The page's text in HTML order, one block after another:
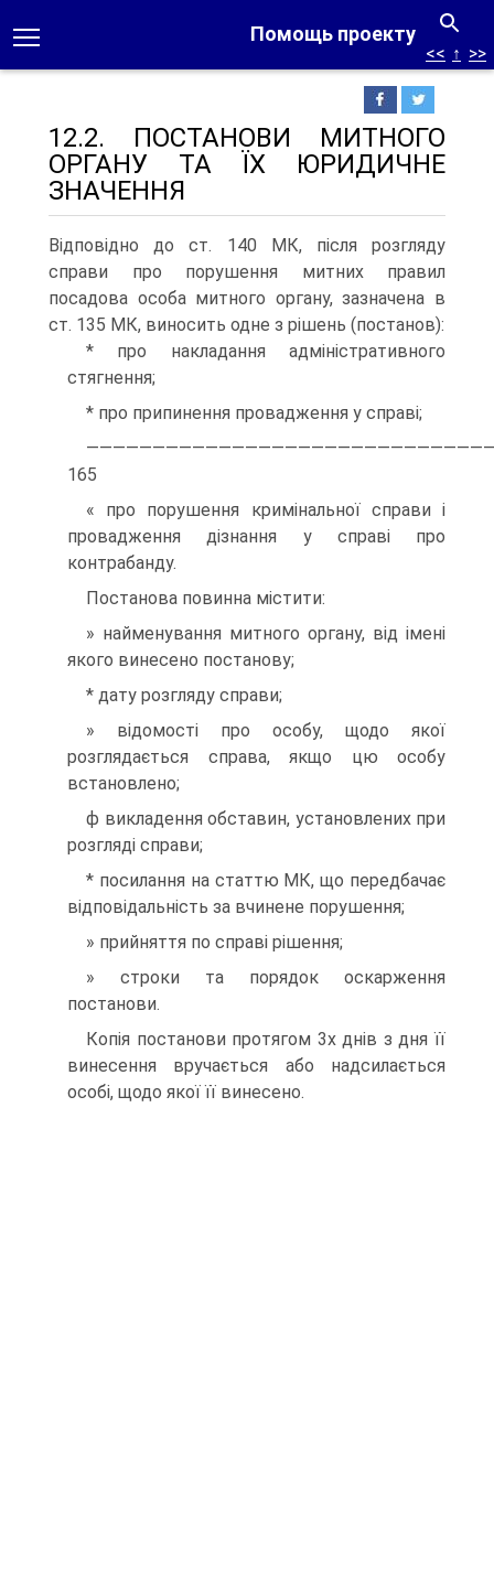
Помощь проекту
<< ↑ >>
12.2. ПОСТАНОВИ МИТНОГО
ОРГАНУ ТА ЇХ ЮРИДИЧНЕ
ЗНАЧЕННЯ
Відповідно до ст. 140 МК, після розгляду
справи про порушення митних правил
посадова особа митного органу, зазначена в
ст. 135 МК, виносить одне з рішень (постанов):
* про накладання адміністративного
стягнення;
* про припинення провадження у справі;
165
« про порушення кримінальної справи і
провадження дізнання у справі про
контрабанду.
Постанова повинна містити:
» найменування митного органу, від імені
якого винесено постанову;
* дату розгляду справи;
» відомості про особу, щодо якої
розглядається справа, якщо цю особу
встановлено;
ф викладення обставин, установлених при
розгляді справи;
* посилання на статтю МК, що передбачає
відповідальність за вчинене порушення;
» прийняття по справі рішення;
» строки та порядок оскарження
постанови.
Копія постанови протягом 3х днів з дня її
винесення вручається або надсилається
особі, щодо якої її винесено.